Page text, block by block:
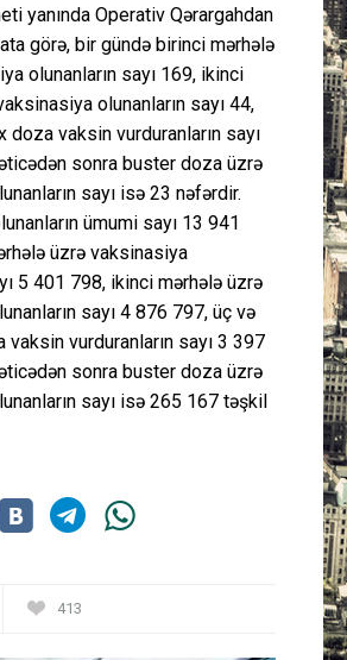
Cəmiyyət
Peşə etikası
Əlaqə
yanında Operativ Qərargahdan
görə, bir gündə birinci mərhələ
olunanların sayı 169, ikinci
olunanların sayı 44,
doza vaksin vurduranların sayı
sonra buster doza üzrə
sayı isə 23 nəfərdir.
ümumi sayı 13 941
üzrə vaksinasiya
5 401 798, ikinci mərhələ üzrə
sayı 4 876 797, üç və
vaksin vurduranların sayı 3 397
sonra buster doza üzrə
sayı isə 265 167 təşkil
413